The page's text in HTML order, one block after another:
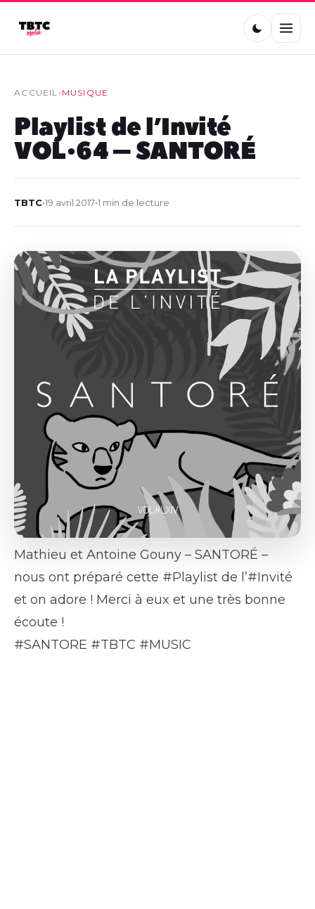
ACCUEIL› MUSIQUE
Playlist de l’Invité
VOL•64 – SANTORÉ
TBTC•19 avril 2017•1 min de lecture
Mathieu et Antoine Gouny – SANTORÉ –
nous ont préparé cette #Playlist de l’#Invité
et on adore ! Merci à eux et une très bonne
écoute !
#SANTORE #TBTC #MUSIC